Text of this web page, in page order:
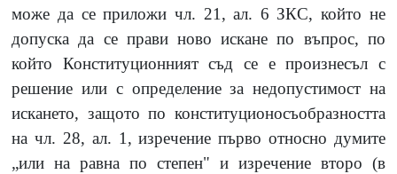
може да се приложи чл. 21, ал. 6 ЗКС, който не
допуска да се прави ново искане по въпрос, по
който Конституционният съд се е произнесъл с
решение или с определение за недопустимост на
искането, защото по конституционосъобразността
на чл. 28, ал. 1, изречение първо относно думите
„или на равна по степен" и изречение второ (в